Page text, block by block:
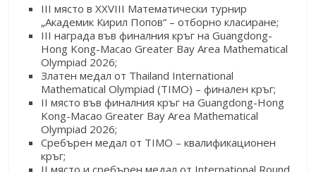
III място в XXVIII Математически турнир
„Академик Кирил Попов“ – отборно класиране;
III награда във финалния кръг на Guangdong-
Hong Kong-Macao Greater Bay Area Mathematical
Olympiad 2026;
Златен медал от Thailand International
Mathematical Olympiad (TIMO) – финален кръг;
II място във финалния кръг на Guangdong-Hong
Kong-Macao Greater Bay Area Mathematical
Olympiad 2026;
Сребърен медал от TIMO – квалификационен
кръг;
II място и сребърен медал от International Round